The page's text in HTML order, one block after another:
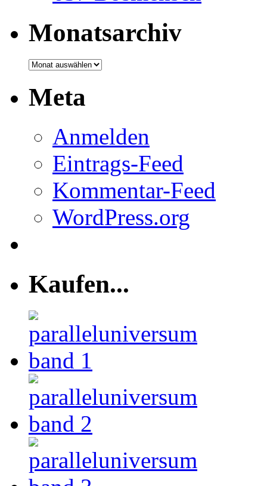
Monatsarchiv
Monatsarchiv
Meta
Anmelden
Eintrags-Feed
Kommentar-Feed
WordPress.org
Kaufen...